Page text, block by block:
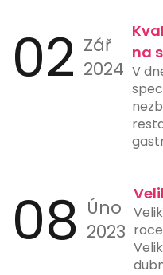
místa,
platby
02 Zář
2024
na
V
08 Úno
2023